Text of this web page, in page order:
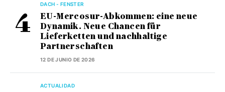
DACH - FENSTER
EU-Mercosur-Abkommen: eine neue
Dynamik. Neue Chancen für
Lieferketten und nachhaltige
Partnerschaften
12 DE JUNIO DE 2026
ACTUALIDAD